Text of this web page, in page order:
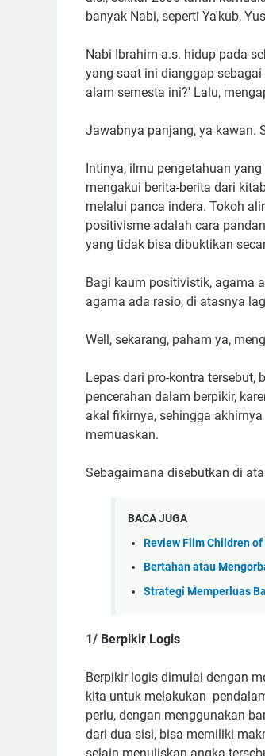
banyak Nabi, seperti Ya'kub,
Nabi Ibrahim a.s. hidup pada
yang saat ini dianggap
alam semesta ini?' Lalu,
Jawabnya panjang, ya kawan.
Intinya, ilmu pengetahuan
mengakui berita-berita dari
melalui panca indera. Tokoh
positivisme adalah cara
yang tidak bisa dibuktikan
Bagi kaum positivistik, agama
agama ada rasio, di atasnya
Well, sekarang, paham ya,
Lepas dari pro-kontra
pencerahan dalam berpikir,
akal fikirnya, sehingga
memuaskan.
Sebagaimana disebutkan di
BACA JUGA
Review Film Children
Bertahan atau
Strategi Memperluas
1/ Berpikir Logis
Berpikir logis dimulai dengan
kita untuk melakukan
perlu, dengan menggunakan
dari dua sisi, bisa memiliki